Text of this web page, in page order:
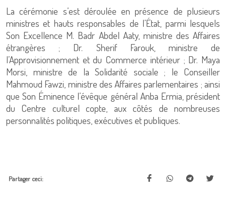
La cérémonie s’est déroulée en présence de plusieurs
ministres et hauts responsables de l’État, parmi lesquels
Son Excellence M. Badr Abdel Aaty, ministre des Affaires
étrangères ; Dr. Sherif Farouk, ministre de
l’Approvisionnement et du Commerce intérieur ; Dr. Maya
Morsi, ministre de la Solidarité sociale ; le Conseiller
Mahmoud Fawzi, ministre des Affaires parlementaires ; ainsi
que Son Éminence l’évêque général Anba Ermia, président
du Centre culturel copte, aux côtés de nombreuses
personnalités politiques, exécutives et publiques.
Partager ceci: